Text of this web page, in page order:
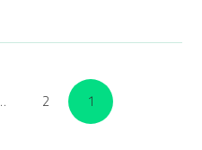
1
2